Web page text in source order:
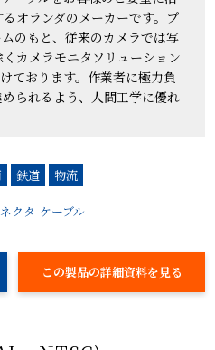
オランダのメーカーです。プ
のもと、従来のカメラでは写
カメラモニタソリューション
ております。作業者に極力負
られるよう、人間工学に優れ
鉄道 物流
クタ ケーブル
この製品の詳細資料を見る